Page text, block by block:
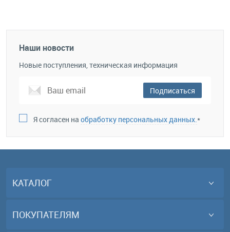
Наши новости
Новые поступления, техническая информация
Подписаться
Я согласен на обработку персональных данных. *
КАТАЛОГ
ПОКУПАТЕЛЯМ